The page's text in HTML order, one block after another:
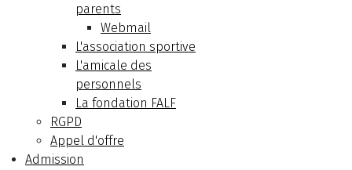
parents
Webmail
L'association sportive
L'amicale des
personnels
La fondation FALF
RGPD
Appel d'offre
Admission